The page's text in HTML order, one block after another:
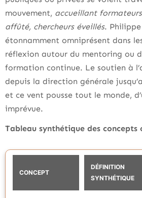
mouvement, accueillant
affûté, chercheurs éveillés.
étonnamment omniprésent dans
réflexion autour du mentoring ou
formation continue. Le soutien à
depuis la direction générale
et ce vent pousse tout le monde,
imprévue.
Tableau synthétique des concepts
CONCEPT
DÉFINITION
SYNTHÉTIQUE